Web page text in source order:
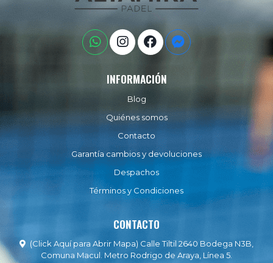
INFORMACIÓN
Blog
Quiénes somos
Contacto
Garantía cambios y devoluciones
Despachos
Términos y Condiciones
CONTACTO
(Click Aquí para Abrir Mapa) Calle Tiltil 2640 Bodega N3B,
Comuna Macul. Metro Rodrigo de Araya, Línea 5.